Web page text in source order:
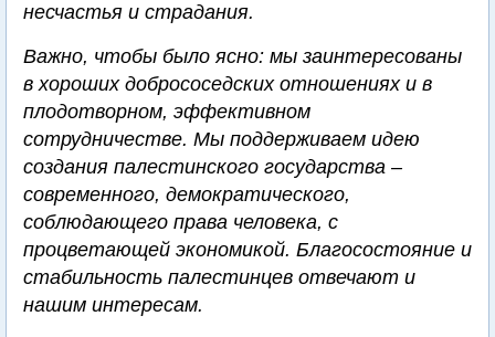
несчастья и страдания.
Важно, чтобы было ясно: мы заинтересованы
в хороших добрососедских отношениях и в
плодотворном, эффективном
сотрудничестве. Мы поддерживаем идею
создания палестинского государства –
современного, демократического,
соблюдающего права человека, с
процветающей экономикой. Благосостояние и
стабильность палестинцев отвечают и
нашим интересам.